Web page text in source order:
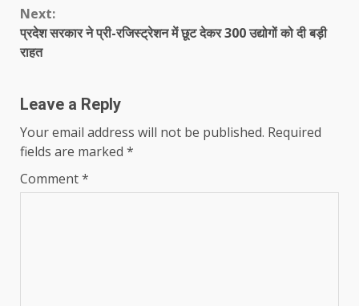
Next:
प्रदेश सरकार ने प्री-रजिस्ट्रेशन में छूट देकर 300 उद्योगों को दी बड़ी
राहत
Leave a Reply
Your email address will not be published. Required
fields are marked *
Comment*